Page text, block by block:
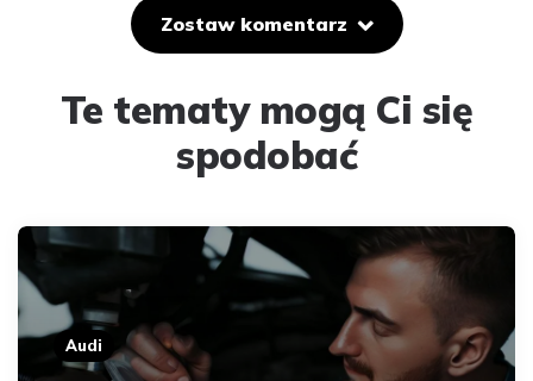
Zostaw komentarz
Te tematy mogą Ci się
spodobać
Audi